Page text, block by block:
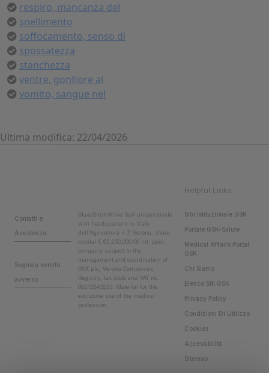
respiro, mancanza del
snellimento
soffocamento, senso di
spossatezza
stanchezza
ventre, gonfiore al
vomito, sangue nel
Ultima modifica: 22/04/2026
Helpful Links
Contatti e
Assistenza
Segnala evento
avverso
GlaxoSmithKline SpA unipersonale
with headquarters in Viale
dell'Agricoltura n.7, Verona, share
capital € 65,250,000.00 int. paid,
company subject to the
management and coordination of
GSK plc, Verona Companies
Registry, tax code and VAT no.
00212840235. Material for the
exclusive use of the medical
profession.
Sito Istituzionale GSK
Portale GSK-Salute
Medical Affairs Portal
GSK
Chi Siamo
Elenco Siti GSK
Privacy Policy
Condizioni Di Utilizzo
Cookies
Accessibilità
Sitemap